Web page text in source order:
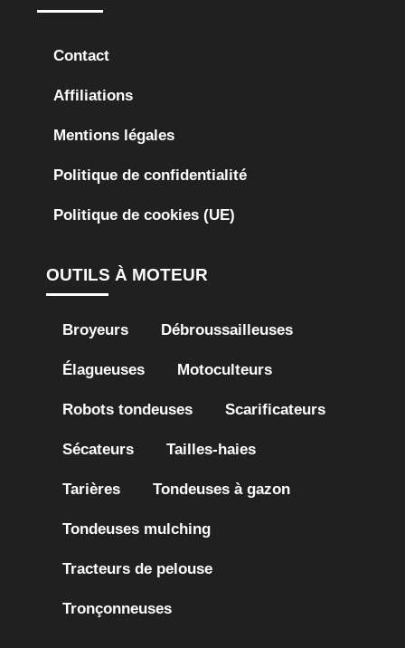
Contact
Affiliations
Mentions légales
Politique de confidentialité
Politique de cookies (UE)
OUTILS À MOTEUR
Broyeurs Débroussailleuses
Élagueuses Motoculteurs
Robots tondeuses Scarificateurs
Sécateurs Tailles-haies
Tarières Tondeuses à gazon
Tondeuses mulching
Tracteurs de pelouse
Tronçonneuses